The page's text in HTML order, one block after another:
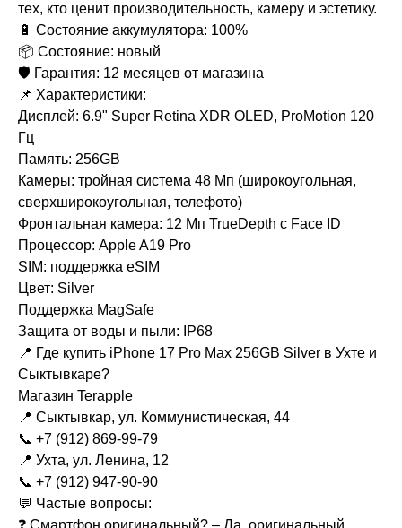
тех, кто ценит производительность, камеру и эстетику.
🔋 Состояние аккумулятора: 100%
📦 Состояние: новый
🛡️ Гарантия: 12 месяцев от магазина
📌 Характеристики:
Дисплей: 6.9" Super Retina XDR OLED, ProMotion 120
Гц
Память: 256GB
Камеры: тройная система 48 Мп (широкоугольная,
сверхширокоугольная, телефото)
Фронтальная камера: 12 Мп TrueDepth с Face ID
Процессор: Apple A19 Pro
SIM: поддержка eSIM
Цвет: Silver
Поддержка MagSafe
Защита от воды и пыли: IP68
📍 Где купить iPhone 17 Pro Max 256GB Silver в Ухте и
Сыктывкаре?
Магазин Terapple
📍 Сыктывкар, ул. Коммунистическая, 44
📞 +7 (912) 869-99-79
📍 Ухта, ул. Ленина, 12
📞 +7 (912) 947-90-90
💬 Частые вопросы: